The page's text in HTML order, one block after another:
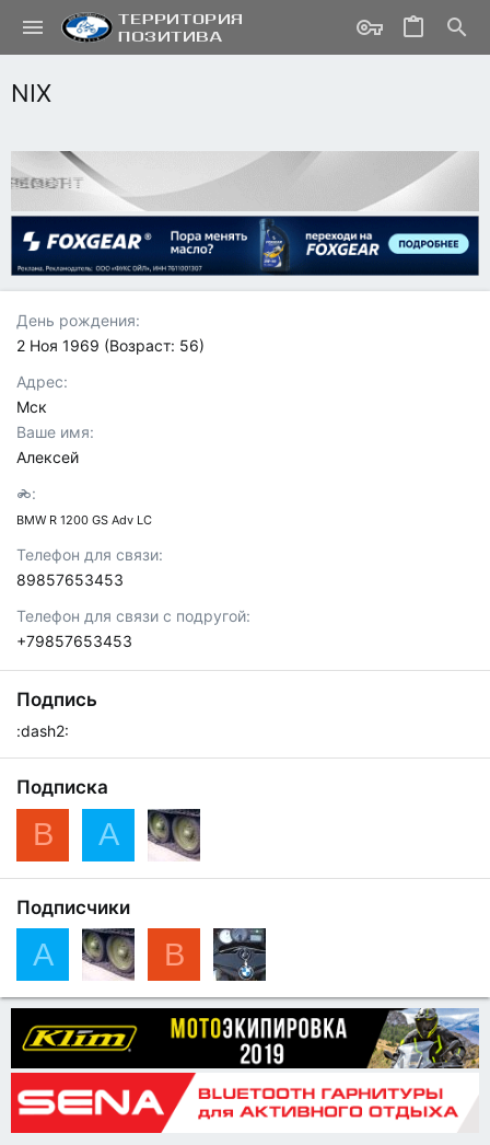
NIX
День рождения
2 Ноя 1969 (Возраст: 56)
Адрес
Мск
Ваше имя
Алексей
BMW R 1200 GS Adv LC
Телефон для связи
89857653453
Телефон для связи с подругой
+79857653453
Подпись
:dash2:
Подписка
В A
Подписчики
A В